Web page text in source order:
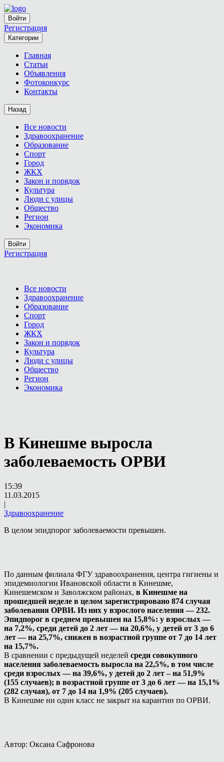
Войти
Регистрация
Категории
Главная
Статьи
Объявления
Фотоконкурс
Контакты
Назад
Все новости
Здравоохранение
Образование
Спорт
Город
ЖКХ
Закон и порядок
Культура
Люди с улицы
Общество
Регион
Экономика
Войти
Регистрация
Все новости
Здравоохранение
Образование
Спорт
Город
ЖКХ
Закон и порядок
Культура
Люди с улицы
Общество
Регион
Экономика
В Кинешме выросла
заболеваемость ОРВИ
15:39
11.03.2015
|
Здравоохранение
В целом эпидпорог заболеваемости превышен.
По данным филиала ФГУ здравоохранения, центра гигиены и
эпидемиологии Ивановской области в Кинешме,
Кинешемском и Заволжском районах, в Кинешме на
прошедшей неделе в целом зарегистрировано 874 случая
заболевания ОРВИ. Из них у взрослого населения — 232.
Эпидпорог в среднем превышен на 15,8%: у взрослых —
на 7,2%, среди детей до 2 лет — на 20,6%, у детей от 3 до 6
лет — на 25,7%, снижен в возрастной группе от 7 до 14 лет
на 15,7%.
В сравнении с предыдущей неделей среди совокупного
населения заболеваемость выросла на 22,5%, в том числе
среди взрослых — на 39,6%, у детей до 2 лет – на 51,9%
(155 случаев); в возрастной группе от 3 до 6 лет — на 15,1%
(282 случая), от 7 до 14 на 1,9% (205 случаев).
В Кинешме ни один класс не закрыт на карантин по ОРВИ.
Автор: Оксана Сафронова